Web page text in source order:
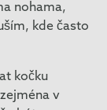
nohama,
kde často
kočku
v